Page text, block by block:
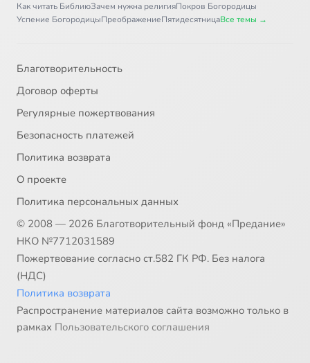
Как читать БиблиюЗачем нужна религияПокров Богородицы
Успение БогородицыПреображениеПятидесятницаВсе темы →
Благотворительность
Договор оферты
Регулярные пожертвования
Безопасность платежей
Политика возврата
О проекте
Политика персональных данных
© 2008 — 2026 Благотворительный фонд «Предание»
НКО №7712031589
Пожертвование согласно ст.582 ГК РФ. Без налога
(НДС)
Политика возврата
Распространение материалов сайта возможно только в
рамках Пользовательского соглашения